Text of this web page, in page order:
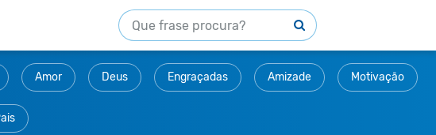
Amor Deus Engraçadas Amizade Motivação